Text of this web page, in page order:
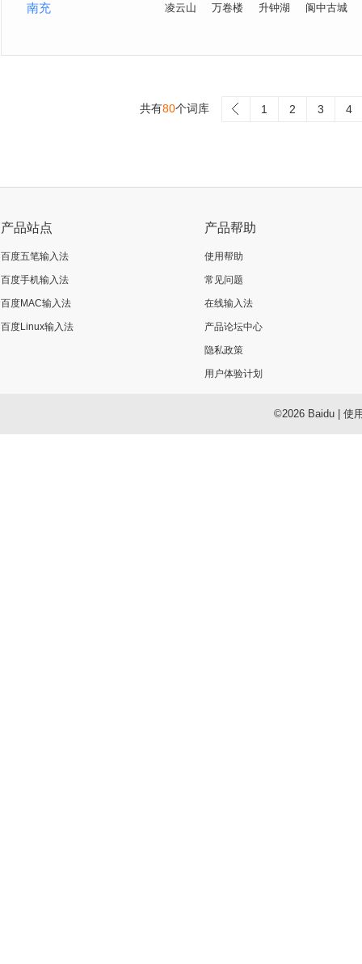
南充 凌云山 万卷楼 升钟湖 阆中古城
共有80个词库 1 2 3 4
产品站点
百度五笔输入法
百度手机输入法
百度MAC输入法
百度Linux输入法
产品帮助
使用帮助
常见问题
在线输入法
产品论坛中心
隐私政策
用户体验计划
©2026 Baidu| 使